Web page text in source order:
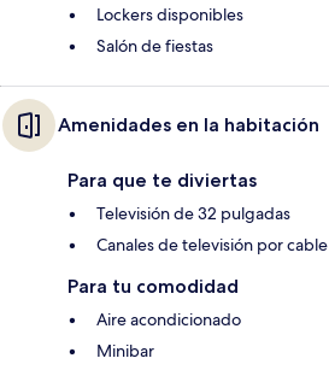
Lockers disponibles
Salón de fiestas
Amenidades en la habitación
Para que te diviertas
Televisión de 32 pulgadas
Canales de televisión por cable
Para tu comodidad
Aire acondicionado
Minibar